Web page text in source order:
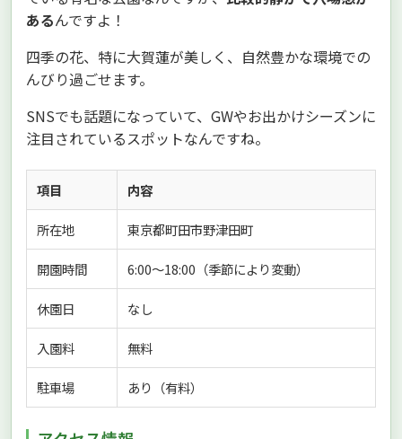
あるんですよ！
四季の花、特に大賀蓮が美しく、自然豊かな環境での
んびり過ごせます。
SNSでも話題になっていて、GWやお出かけシーズンに
注目されているスポットなんですね。
項目 内容
所在地 東京都町田市野津田町
開園時間 6:00〜18:00（季節により変動）
休園日 なし
入園料 無料
駐車場 あり（有料）